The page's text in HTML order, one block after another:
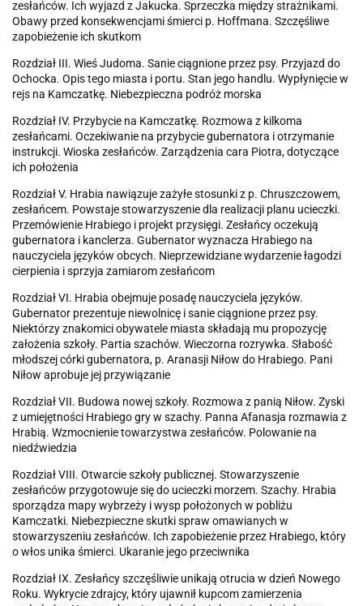
zesłańców. Ich wyjazd z Jakucka. Sprzeczka między strażnikami.
Obawy przed konsekwencjami śmierci p. Hoffmana. Szczęśliwe
zapobieżenie ich skutkom
Rozdział III. Wieś Judoma. Sanie ciągnione przez psy. Przyjazd do
Ochocka. Opis tego miasta i portu. Stan jego handlu. Wypłynięcie w
rejs na Kamczatkę. Niebezpieczna podróż morska
Rozdział IV. Przybycie na Kamczatkę. Rozmowa z kilkoma
zesłańcami. Oczekiwanie na przybycie gubernatora i otrzymanie
instrukcji. Wioska zesłańców. Zarządzenia cara Piotra, dotyczące
ich położenia
Rozdział V. Hrabia nawiązuje zażyłe stosunki z p. Chruszczowem,
zesłańcem. Powstaje stowarzyszenie dla realizacji planu ucieczki.
Przemówienie Hrabiego i projekt przysięgi. Zesłańcy oczekują
gubernatora i kanclerza. Gubernator wyznacza Hrabiego na
nauczyciela języków obcych. Nieprzewidziane wydarzenie łagodzi
cierpienia i sprzyja zamiarom zesłańcom
Rozdział VI. Hrabia obejmuje posadę nauczyciela języków.
Gubernator prezentuje niewolnicę i sanie ciągnione przez psy.
Niektórzy znakomici obywatele miasta składają mu propozycję
założenia szkoły. Partia szachów. Wieczorna rozrywka. Słabość
młodszej córki gubernatora, p. Aranasji Niłow do Hrabiego. Pani
Niłow aprobuje jej przywiązanie
Rozdział VII. Budowa nowej szkoły. Rozmowa z panią Niłow. Zyski
z umiejętności Hrabiego gry w szachy. Panna Afanasja rozmawia z
Hrabią. Wzmocnienie towarzystwa zesłańców. Polowanie na
niedźwiedzia
Rozdział VIII. Otwarcie szkoły publicznej. Stowarzyszenie
zesłańców przygotowuje się do ucieczki morzem. Szachy. Hrabia
sporządza mapy wybrzeży i wysp położonych w pobliżu
Kamczatki. Niebezpieczne skutki spraw omawianych w
stowarzyszeniu zesłańców. Ich zapobieżenie przez Hrabiego, który
o włos unika śmierci. Ukaranie jego przeciwnika
Rozdział IX. Zesłańcy szczęśliwie unikają otrucia w dzień Nowego
Roku. Wykrycie zdrajcy, który ujawnił kupcom zamierzenia